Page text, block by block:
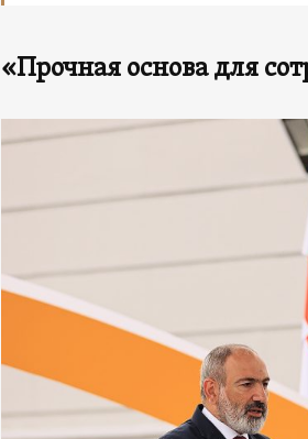
«Прочная основа для